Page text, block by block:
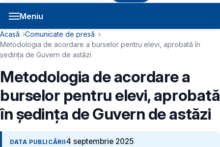
Meniu
Navigație principală
Cale de navigare
Acasă
Comunicate de presă
Metodologia de acordare a burselor pentru elevi, aprobată în
ședința de Guvern de astăzi
Metodologia de acordare a
burselor pentru elevi, aprobată
în ședința de Guvern de astăzi
DATA PUBLICĂRII4 septembrie 2025